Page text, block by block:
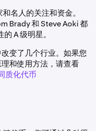
名人的关注和资金。
Brady 和 Steve Aoki 都
A 级明星。
变了几个行业。如果您
和使用方法，请查看
质化代币